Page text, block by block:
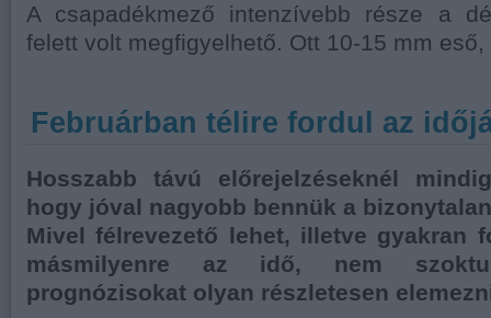
A csapadékmező intenzívebb része a
felett volt megfigyelhető. Ott 10-15 mm
Februárban télire fordul az
Hosszabb távú előrejelzéseknél
hogy jóval nagyobb bennük a
Mivel félrevezető lehet, illetve gyakran
másmilyenre az idő, nem
prognózisokat olyan részletesen